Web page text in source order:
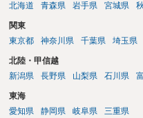
北海道
青森県 岩手県 宮城県
関東
東京都
神奈川県 千葉県 埼玉県
北陸・甲信越
新潟県
長野県 山梨県 石川県
東海
愛知県
静岡県 岐阜県 三重県